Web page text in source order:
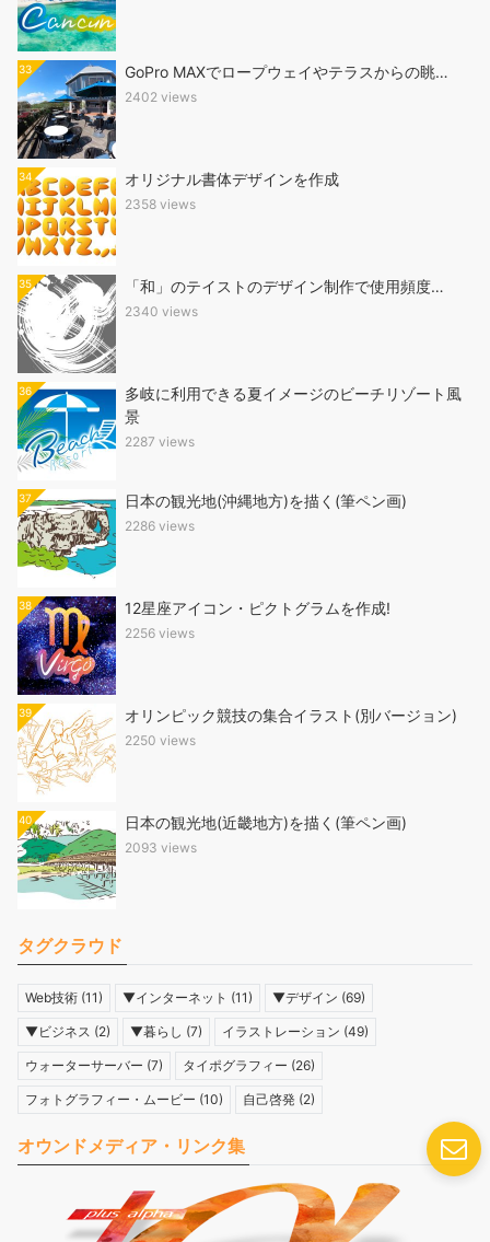
33 GoPro MAXでロープウェイやテラスからの眺…
2402 views
34 オリジナル書体デザインを作成
2358 views
35 「和」のテイストのデザイン制作で使用頻度…
2340 views
36
多岐に利用できる夏イメージのビーチリゾート風
景
2287 views
37 日本の観光地(沖縄地方)を描く(筆ペン画)
2286 views
38 12星座アイコン・ピクトグラムを作成!
2256 views
39 オリンピック競技の集合イラスト(別バージョン)
2250 views
40 日本の観光地(近畿地方)を描く(筆ペン画)
2093 views
タグクラウド
Web技術 (11) ▼インターネット (11) ▼デザイン (69)
▼ビジネス (2) ▼暮らし (7) イラストレーション (49)
ウォーターサーバー (7) タイポグラフィー (26)
フォトグラフィー・ムービー (10) 自己啓発 (2)
オウンドメディア・リンク集